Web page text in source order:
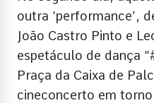
outra ‘performance’,
João Castro Pinto e
espetáculo de dança
Praça da Caixa de
cineconcerto em